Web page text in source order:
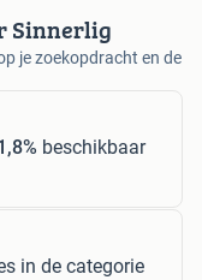
Sinnerlig
je zoekopdracht en de
beschikbaar
in de categorie